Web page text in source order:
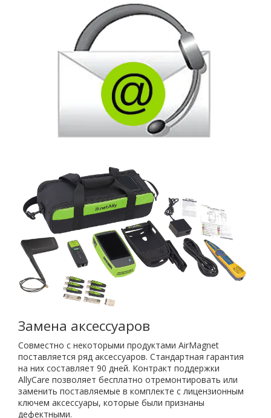
Замена аксессуаров
Совместно с некоторыми продуктами AirMagnet
поставляется ряд аксессуаров. Стандартная гарантия
на них составляет 90 дней. Контракт поддержки
AllyCare позволяет бесплатно отремонтировать или
заменить поставляемые в комплекте с лицензионным
ключем аксессуары, которые были признаны
дефектными.